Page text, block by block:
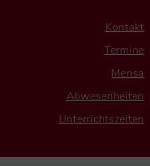
Kontakt
Termine
Mensa
Abwesenheiten
Unterrichtszeiten